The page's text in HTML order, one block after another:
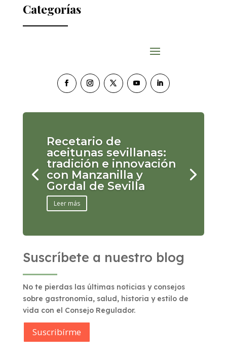
Categorías
Recetario de
aceitunas sevillanas:
tradición e innovación
con Manzanilla y
Gordal de Sevilla
Leer más
Suscríbete a nuestro blog
No te pierdas las últimas noticias y consejos
sobre gastronomía, salud, historia y estilo de
vida con el Consejo Regulador.
Suscribírme